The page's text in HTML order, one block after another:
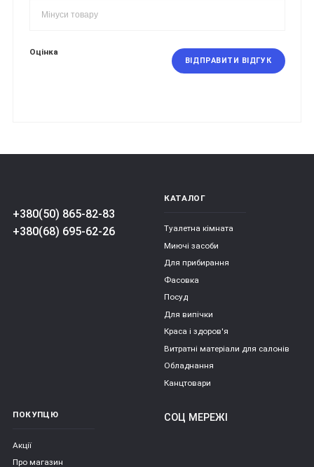
Оцінка
ВІДПРАВИТИ ВІДГУК
+380(50) 865-82-83
+380(68) 695-62-26
КАТАЛОГ
Туалетна кімната
Миючі засоби
Для прибирання
Фасовка
Посуд
Для випічки
Краса і здоров'я
Витратні матеріали для салонів
Обладнання
Канцтовари
ПОКУПЦЮ
Акції
Про магазин
СОЦ МЕРЕЖІ